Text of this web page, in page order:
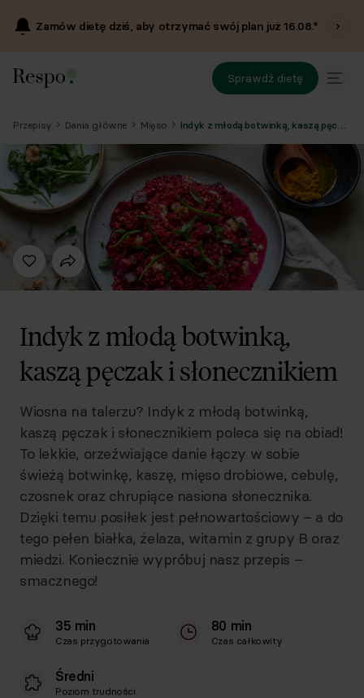
Zamów dietę dziś, aby otrzymać swój plan już16.08.*
Sprawdź dietę
Przepisy Dania główne Mięso
Indyk z młodą botwinką,
kaszą pęczak i słonecznikiem
Wiosna na talerzu? Indyk z młodą botwinką,
kaszą pęczak i słonecznikiem poleca się na obiad!
To lekkie, orzeźwiające danie łączy w sobie
świeżą botwinkę, kaszę, mięso drobiowe, cebulę,
czosnek oraz chrupiące nasiona słonecznika.
Dzięki temu posiłek jest pełnowartościowy – a do
tego pełen białka, żelaza, witamin z grupy B oraz
miedzi. Koniecznie wypróbuj nasz przepis –
smacznego!
35 min
Czas przygotowania
80 min
Czas całkowity
Średni
Poziom trudności